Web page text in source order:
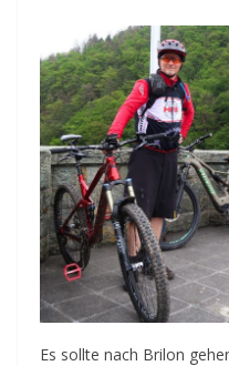
Es sollte nach Brilon